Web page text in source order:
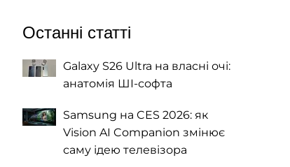
Останні статті
Galaxy S26 Ultra на власні очі:
анатомія ШІ-софта
Samsung на CES 2026: як
Vision AI Companion змінює
саму ідею телевізора